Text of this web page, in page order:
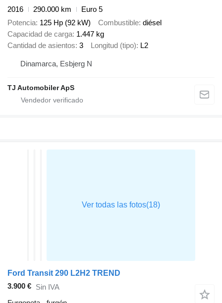
2016
290.000 km
Euro 5
Potencia 125 Hp (92 kW) Combustible diésel
Capacidad de carga 1.447 kg
Cantidad de asientos 3 Longitud (tipo) L2
Dinamarca, Esbjerg N
TJ Automobiler ApS
Ford Transit 290 L2H2 TREND
3.900 € Sin IVA